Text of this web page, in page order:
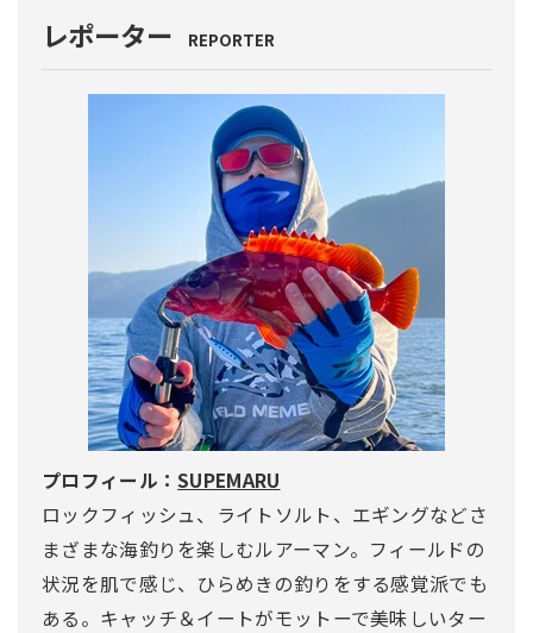
レポーター REPORTER
プロフィール：SUPEMARU
ロックフィッシュ、ライトソルト、エギングなどさ
まざまな海釣りを楽しむルアーマン。フィールドの
状況を肌で感じ、ひらめきの釣りをする感覚派でも
ある。キャッチ＆イートがモットーで美味しいター